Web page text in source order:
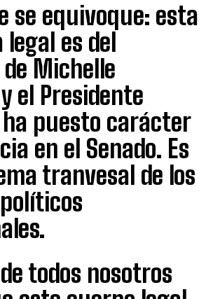
se equivoque: esta
es del
Michelle
el Presidente
ha puesto carácter
en el Senado. Es
tranvesal de los
todos nosotros